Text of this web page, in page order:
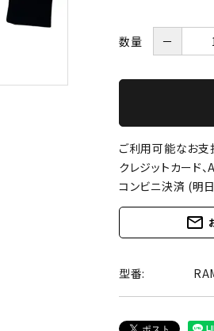
数量 －
ご利用可能なお支
クレジットカード
コンビニ決済 (明
mail_outline
型番: